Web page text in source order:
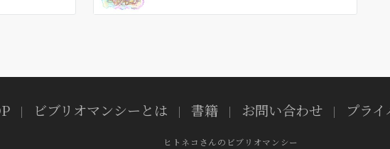
ビブリオマンシーとは 書籍 お問い合わせ プラ
ヒトネコさんのビブリオマンシー